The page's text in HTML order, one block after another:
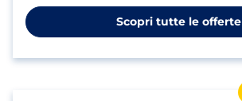
Scopri tutte le offerte